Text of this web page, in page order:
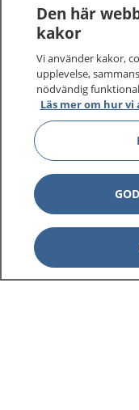
1177–tryggt
På 1177.se får du
sjukdomar och
Logga in för att
vårdärenden. Ring
1177 ger dig råd
1177 på flera språk
Den här
kakor
Vi använder kakor,
upplevelse,
nödvändig
Läs mer om hur